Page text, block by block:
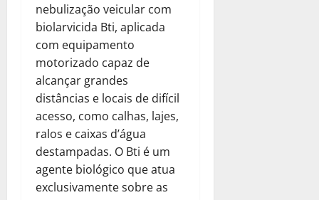
nebulização veicular com
biolarvicida Bti, aplicada
com equipamento
motorizado capaz de
alcançar grandes
distâncias e locais de difícil
acesso, como calhas, lajes,
ralos e caixas d’água
destampadas. O Bti é um
agente biológico que atua
exclusivamente sobre as